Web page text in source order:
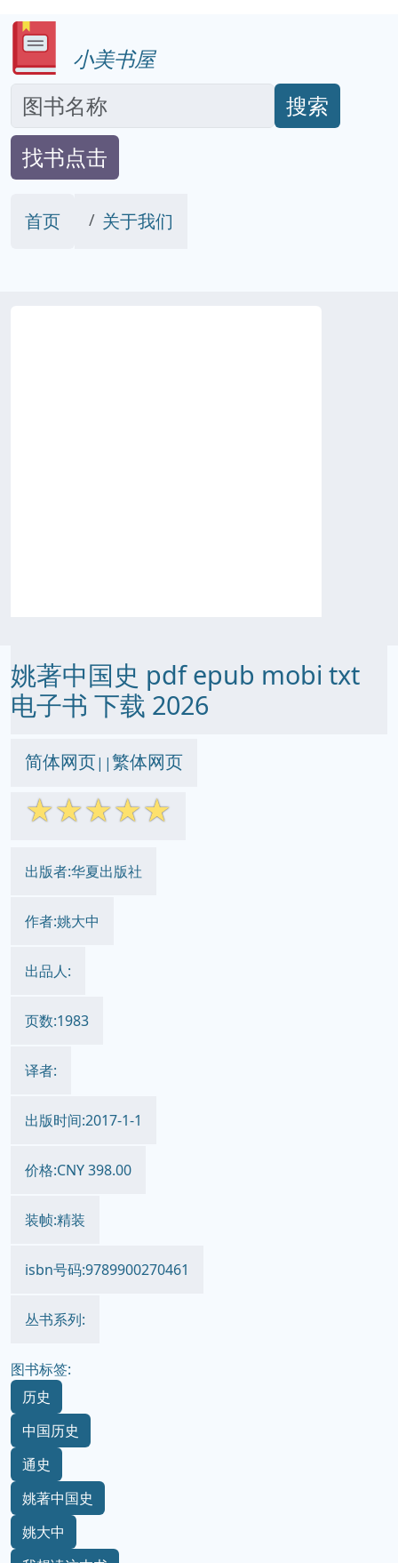
小美书屋
搜索
找书点击
首页 关于我们
姚著中国史 pdf epub mobi txt
电子书 下载 2026
简体网页||繁体网页
☆☆☆☆☆
出版者:华夏出版社
作者:姚大中
出品人:
页数:1983
译者:
出版时间:2017-1-1
价格:CNY 398.00
装帧:精装
isbn号码:9789900270461
丛书系列:
图书标签:
历史
中国历史
通史
姚著中国史
姚大中